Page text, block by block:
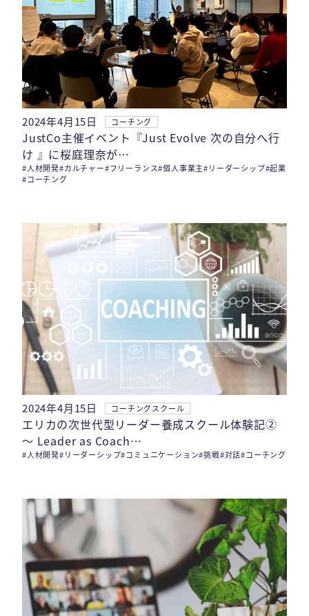
JustCo主催イベント『Just Evolve 次の自分へ行
け 』に桜庭理奈が…
2024年4月15日 コーチング
#人材開発#カルチャー#フリーランス#個人事業主#リーダーシップ#起業
#コーチング
エリカの次世代型リーダー養成スクール体験記②
〜 Leader as Coach…
2024年4月15日 コーチングスクール
#人材開発#リーダーシップ#コミュニケーション#挑戦#対話#コーチング